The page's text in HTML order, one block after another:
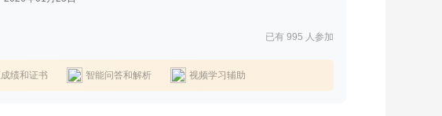
已有 995 人参加
绩和证书 智能问答和解析 视频学习辅助